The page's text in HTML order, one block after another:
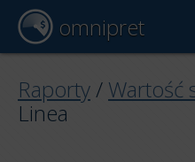
omnipret
Raporty / Wartość
Linea